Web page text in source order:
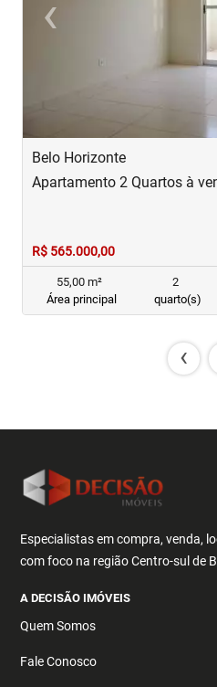
‹Previous
Belo Horizonte
Apartamento 2 Quartos à
R$ 565.000,00
55,00 m²
Área principal
2
quarto(s)
‹
Especialistas em compra, venda,
com foco na região Centro-sul de
A DECISÃO IMÓVEIS
Quem Somos
Fale Conosco